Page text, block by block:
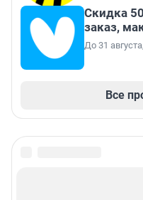
Скидка
заказ,
До 31
Все